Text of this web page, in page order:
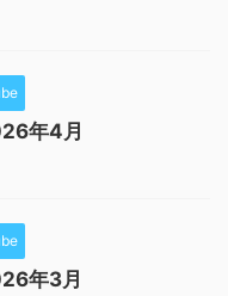
年4月
年3月